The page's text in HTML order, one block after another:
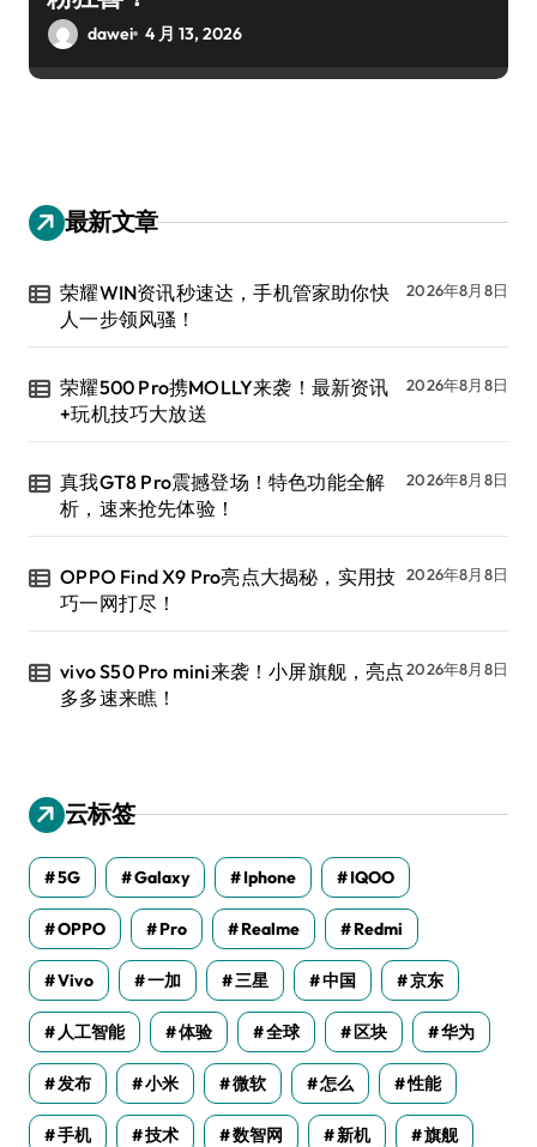
dawei 4 月 13, 2026
最新文章
荣耀WIN资讯秒速达，手机管家助你快
人一步领风骚！
2026年8月8日
荣耀500 Pro携MOLLY来袭！最新资讯
+玩机技巧大放送
2026年8月8日
真我GT8 Pro震撼登场！特色功能全解
析，速来抢先体验！
2026年8月8日
OPPO Find X9 Pro亮点大揭秘，实用技
巧一网打尽！
2026年8月8日
vivo S50 Pro mini来袭！小屏旗舰，亮点
多多速来瞧！
2026年8月8日
云标签
5G Galaxy Iphone IQOO
OPPO Pro Realme Redmi
Vivo 一加 三星 中国 京东
人工智能 体验 全球 区块 华为
发布 小米 微软 怎么 性能
手机 技术 数智网 新机 旗舰